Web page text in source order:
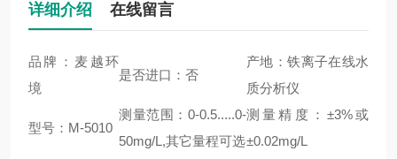
详细介绍 在线留言
品牌：麦越环
境
是否进口：否
产地：铁离子在线水
质分析仪
型号：M-5010
测量范围：0-0.5.....0-
50mg/L,其它量程可选
测量精度：±3%或
±0.02mg/L